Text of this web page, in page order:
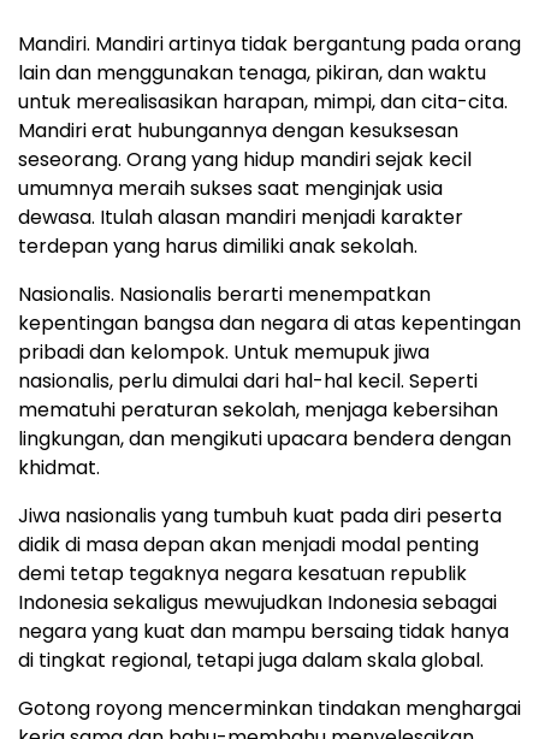
Mandiri. Mandiri artinya tidak bergantung pada orang
lain dan menggunakan tenaga, pikiran, dan waktu
untuk merealisasikan harapan, mimpi, dan cita-cita.
Mandiri erat hubungannya dengan kesuksesan
seseorang. Orang yang hidup mandiri sejak kecil
umumnya meraih sukses saat menginjak usia
dewasa. Itulah alasan mandiri menjadi karakter
terdepan yang harus dimiliki anak sekolah.
Nasionalis. Nasionalis berarti menempatkan
kepentingan bangsa dan negara di atas kepentingan
pribadi dan kelompok. Untuk memupuk jiwa
nasionalis, perlu dimulai dari hal-hal kecil. Seperti
mematuhi peraturan sekolah, menjaga kebersihan
lingkungan, dan mengikuti upacara bendera dengan
khidmat.
Jiwa nasionalis yang tumbuh kuat pada diri peserta
didik di masa depan akan menjadi modal penting
demi tetap tegaknya negara kesatuan republik
Indonesia sekaligus mewujudkan Indonesia sebagai
negara yang kuat dan mampu bersaing tidak hanya
di tingkat regional, tetapi juga dalam skala global.
Gotong royong mencerminkan tindakan menghargai